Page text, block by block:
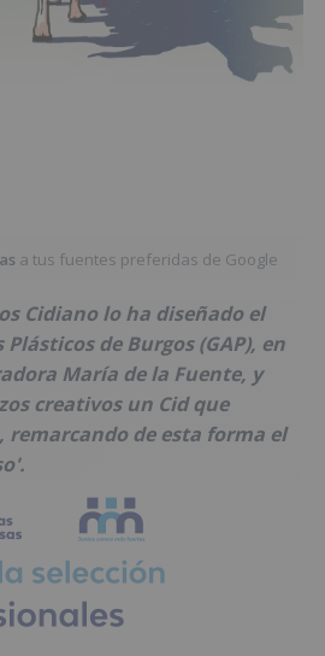
a tus fuentes preferidas de Google
Cidiano lo ha diseñado el
de Burgos (GAP), en
María de la Fuente, y
creativos un Cid que
remarcando de esta forma el